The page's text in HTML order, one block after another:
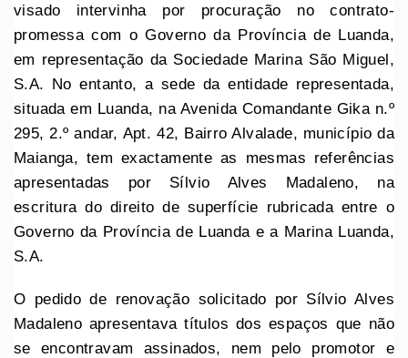
visado intervinha por procuração no contrato-
promessa com o Governo da Província de Luanda,
em representação da Sociedade Marina São Miguel,
S.A. No entanto, a sede da entidade representada,
situada em Luanda, na Avenida Comandante Gika n.º
295, 2.º andar, Apt. 42, Bairro Alvalade, município da
Maianga, tem exactamente as mesmas referências
apresentadas por Sílvio Alves Madaleno, na
escritura do direito de superfície rubricada entre o
Governo da Província de Luanda e a Marina Luanda,
S.A.
O pedido de renovação solicitado por Sílvio Alves
Madaleno apresentava títulos dos espaços que não
se encontravam assinados, nem pelo promotor e